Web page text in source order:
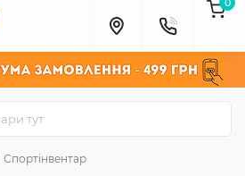
Спортінвентар